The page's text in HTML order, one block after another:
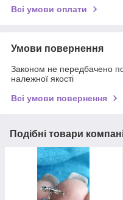
Всі умови оплати
Умови повернення
Законом не передбачено
належної якості
Всі умови повернення
Подібні товари